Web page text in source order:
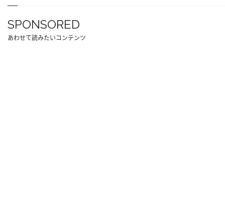
SPONSORED
あわせて読みたいコンテンツ